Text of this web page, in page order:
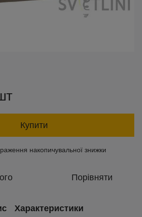
Купити
накопичувальної знижки
Порівняти
Характеристики